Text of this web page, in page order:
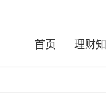
首页 理财